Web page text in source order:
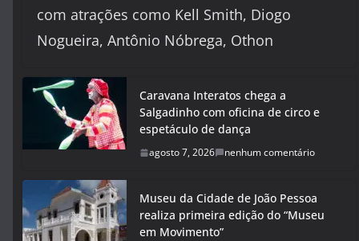
com atrações como Kell Smith, Diogo
Nogueira, Antônio Nóbrega, Othon
Caravana Interatos chega a
Salgadinho com oficina de circo e
espetáculo de dança
agosto 7, 2026 nenhum comentário
Museu da Cidade de João Pessoa
realiza primeira edição do “Museu
em Movimento”